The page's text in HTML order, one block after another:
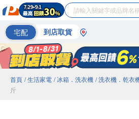
宅配 到店取貨
首頁 / 生活家電 / 冰箱．洗衣機 / 洗衣機．乾衣
斤